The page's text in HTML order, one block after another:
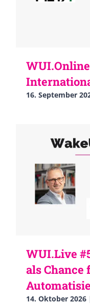
16. September
WUI.Live
als Chance
14. Oktober 2026